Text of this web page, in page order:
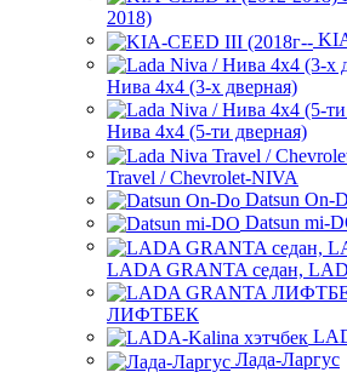
2018)
Нива 4х4 (3-х дверная)
Нива 4х4 (5-ти дверная)
Trаvel / Chevrolet-NIVA
Datsun On-
Datsun mi-
LADA GRANTA седан,
ЛИФТБЕК
Лада-Ларгус